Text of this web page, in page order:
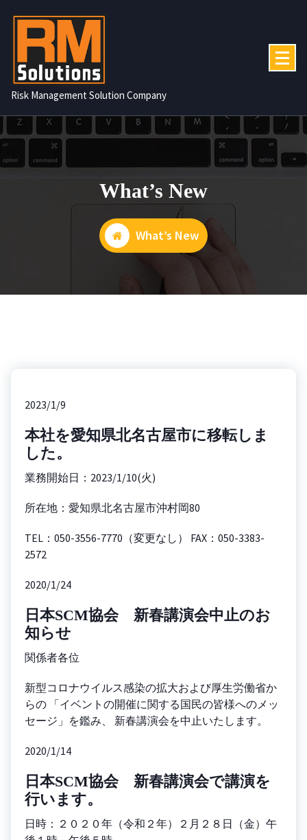
ッ
プ
Risk Management Solution Company
What’s New
What’s New
2023/1/9
本社を愛知県北名古屋市に移転しま
した。
業務開始日：2023/1/10(火)
所在地：愛知県北名古屋市沖村岡80
TEL：050-3556-7770（変更なし） FAX：050-3383-
2572
2020/1/24
日本SCM協会 新春講演会中止のお
知らせ
関係者各位
新型コロナウイルス感染の拡大および厚生労働省か
らの 「イベントの開催に関する国民の皆様へのメッ
セージ」を鑑み、 新春講演会を中止いたします。
2020/1/14
日本SCM協会 新春講演会で講演を
行います。
日時：２０２０年（令和２年）２月２８日（金）午